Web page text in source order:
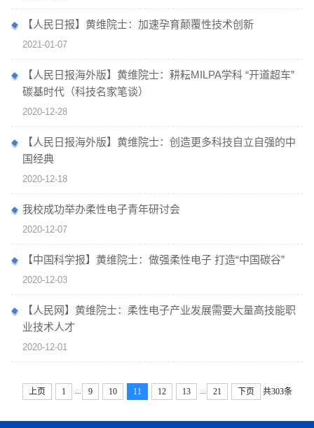
【人民日报】黄维院士：加速孕育颠覆性技术创新
2021-01-07
【人民日报海外版】黄维院士：耕耘MILPA学科 “开道超车”
碳基时代（科技名家笔谈）
2020-12-28
【人民日报海外版】黄维院士：创造更多科技自立自强的中
国经典
2020-12-18
我校成功举办柔性电子青年研讨会
2020-12-07
【中国科学报】黄维院士：做强柔性电子 打造“中国碳谷”
2020-12-03
【人民网】黄维院士：柔性电子产业发展需要大量高技能职
业技术人才
2020-12-01
上页 1 9 10 11 12 13 21 下页 共303条